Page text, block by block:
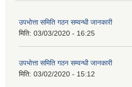
उपभाेत्ता समिति गठन सम्वन्धी जानकारी
मिति: 03/03/2020 - 16:25
उपभाेत्ता समिति गठन सम्वन्धी जानकारी
मिति: 03/02/2020 - 15:12